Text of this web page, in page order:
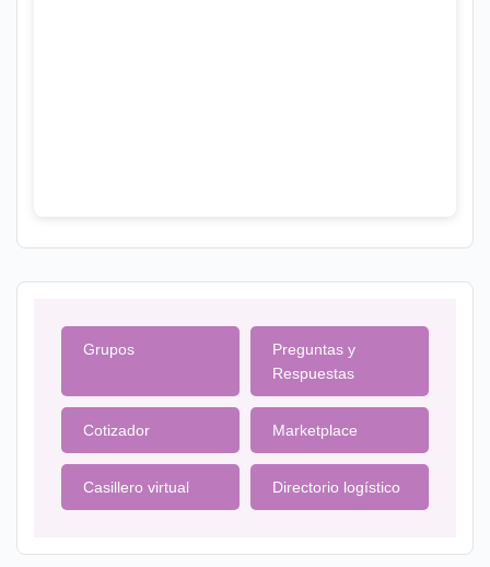
Grupos
Preguntas y
Respuestas
Cotizador Marketplace
Casillero virtual Directorio logístico